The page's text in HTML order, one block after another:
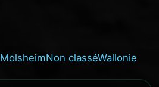
MolsheimNon classéWallonie